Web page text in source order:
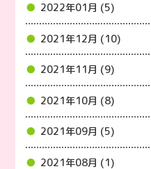
2022年01月 (5)
2021年12月 (10)
2021年11月 (9)
2021年10月 (8)
2021年09月 (5)
2021年08月 (1)